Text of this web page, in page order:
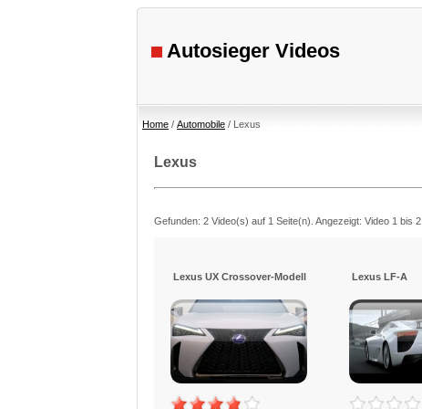
Autosieger Videos
Home / Automobile / Lexus
Lexus
Gefunden: 2 Video(s) auf 1 Seite(n). Angezeigt: Video 1 bis 2.
Lexus UX Crossover-Modell Lexus LF-A